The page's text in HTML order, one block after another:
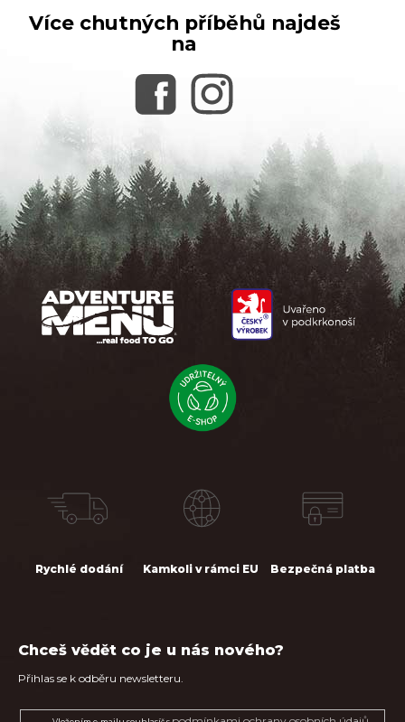
Z
á
Více chutných příběhů najdeš
na
Rychlé dodání Kamkoli v rámci EU Bezpečná platba
Chceš vědět co je u nás nového?
Přihlas se k odběru newsletteru.